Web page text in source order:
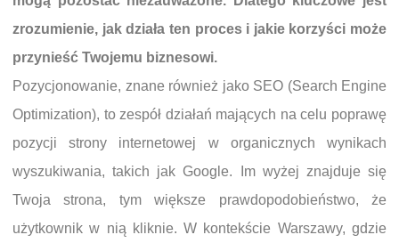
zrozumienie, jak działa ten proces i jakie korzyści może
przynieść Twojemu biznesowi.
Pozycjonowanie, znane również jako SEO (Search Engine
Optimization), to zespół działań mających na celu poprawę
pozycji strony internetowej w organicznych wynikach
wyszukiwania, takich jak Google. Im wyżej znajduje się
Twoja strona, tym większe prawdopodobieństwo, że
użytkownik w nią kliknie. W kontekście Warszawy, gdzie